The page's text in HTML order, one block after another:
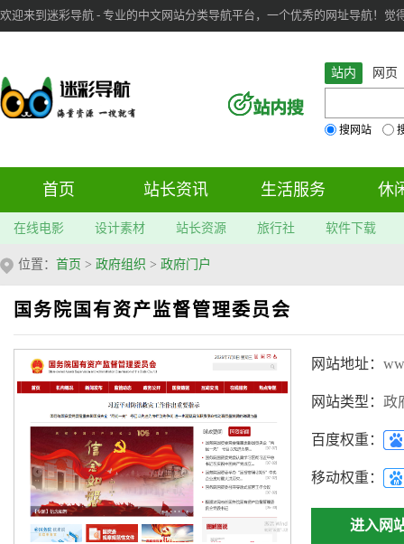
欢迎来到迷彩导航 - 专业的中文网站分类导航平台，一个优秀的网址导航！觉
站内 网页
搜网站
首页 站长资讯 生活服务 休
在线电影 设计素材 站长资源 旅行社 软件下载
位置： 首页 > 政府组织 > 政府门户
国务院国有资产监督管理委员会
网站地址：
网站类型： 政
百度权重：
移动权重：
进入网